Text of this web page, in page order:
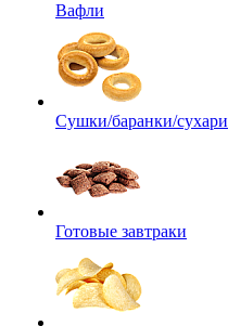
Вафли
Сушки/баранки/сухари
Готовые завтраки